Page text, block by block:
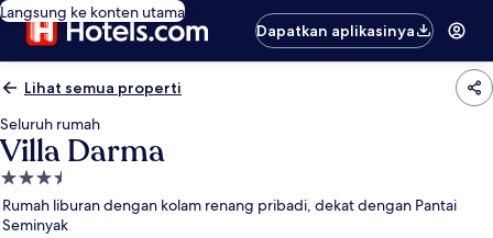
Langsung ke konten utama
Dapatkan aplikasinya
Lihat semua properti
Seluruh rumah
Villa Darma
Properti
bintang
3.5
Rumah liburan dengan kolam renang pribadi, dekat dengan Pantai
Seminyak